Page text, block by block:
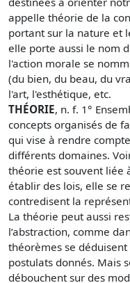
appelle théorie de la
portant sur la nature et
elle porte aussi le nom
l'action morale se
(du bien, du beau, du
l'art, l'esthétique, etc.
THÉORIE, n. f. 1°
concepts organisés de
qui vise à rendre
différents domaines.
théorie est souvent liée
établir des lois, elle se
contredisent la
La théorie peut aussi
l’abstraction, comme
théorèmes se
postulats donnés. Mais
débouchent sur des